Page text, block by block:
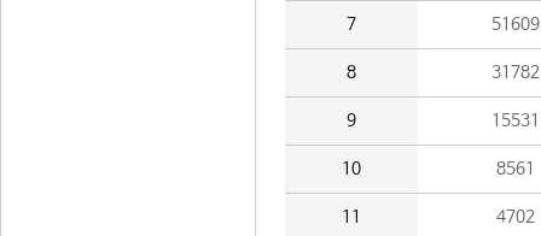
7 51609
8 31782
9 15531
10 8561
11 4702